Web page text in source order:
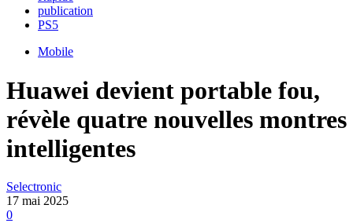
publication
PS5
Mobile
Huawei devient portable fou,
révèle quatre nouvelles montres
intelligentes
Selectronic
17 mai 2025
0